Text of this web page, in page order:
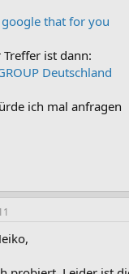
that for you
ist dann:
Deutschland
ich mal anfragen